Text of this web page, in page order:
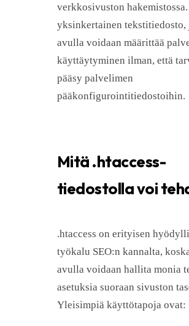
verkkosivuston hakemistossa.
yksinkertainen tekstitiedosto,
avulla voidaan määrittää
käyttäytyminen ilman, että
pääsy palvelimen
pääkonfigurointitiedostoihin.
Mitä .htaccess-
tiedostolla voi
.htaccess on erityisen
työkalu SEO:n kannalta,
avulla voidaan hallita monia
asetuksia suoraan sivuston
Yleisimpiä käyttötapoja ovat: